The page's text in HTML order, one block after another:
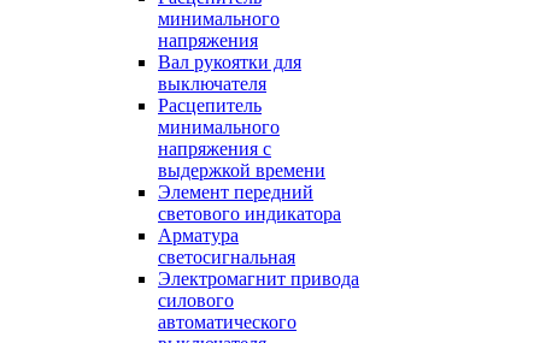
минимального
напряжения
Вал рукоятки для
выключателя
Расцепитель
минимального
напряжения с
выдержкой времени
Элемент передний
светового индикатора
Арматура
светосигнальная
Электромагнит привода
силового
автоматического